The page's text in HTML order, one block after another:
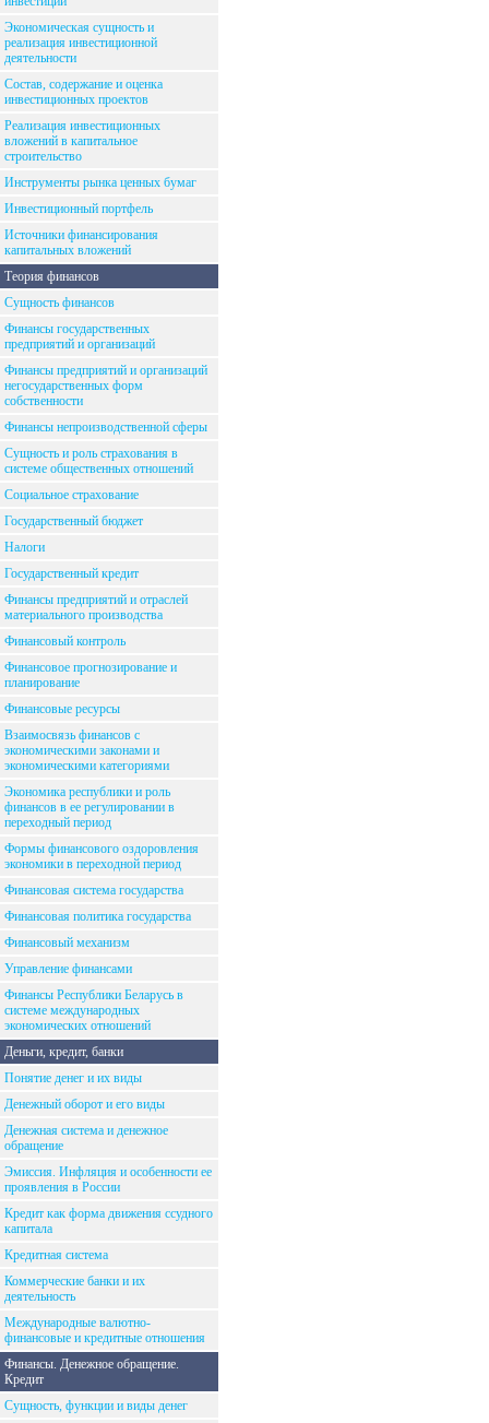
Экономическая сущность и
реализация инвестиционной
деятельности
Состав, содержание и оценка
инвестиционных проектов
Реализация инвестиционных
вложений в капитальное
строительство
Инструменты рынка ценных бумаг
Инвестиционный портфель
Источники финансирования
капитальных вложений
Теория финансов
Сущность финансов
Финансы государственных
предприятий и организаций
Финансы предприятий и организаций
негосударственных форм
собственности
Финансы непроизводственной сферы
Сущность и роль страхования в
системе общественных отношений
Социальное страхование
Государственный бюджет
Налоги
Государственный кредит
Финансы предприятий и отраслей
материального производства
Финансовый контроль
Финансовое прогнозирование и
планирование
Финансовые ресурсы
Взаимосвязь финансов с
экономическими законами и
экономическими категориями
Экономика республики и роль
финансов в ее регулировании в
переходный период
Формы финансового оздоровления
экономики в переходной период
Финансовая система государства
Финансовая политика государства
Финансовый механизм
Управление финансами
Финансы Республики Беларусь в
системе международных
экономических отношений
Деньги, кредит, банки
Понятие денег и их виды
Денежный оборот и его виды
Денежная система и денежное
обращение
Эмиссия. Инфляция и особенности ее
проявления в России
Кредит как форма движения ссудного
капитала
Кредитная система
Коммерческие банки и их
деятельность
Международные валютно-
финансовые и кредитные отношения
Финансы. Денежное обращение.
Кредит
Сущность, функции и виды денег